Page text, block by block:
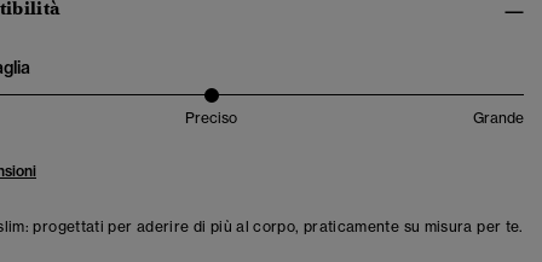
Preciso Grande
progettati per aderire di più al corpo, praticamente su misura per te.